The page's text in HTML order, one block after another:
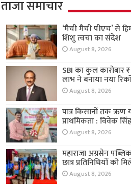
ताजा समाचार
‘मैची मैची पीएच’ से
शिशु त्वचा का संदेश
August 8, 2026
SBI का कुल कारोबार
लाभ ने बनाया नया
August 8, 2026
पात्र किसानों तक ऋण
प्राथमिकता : विवेक
August 8, 2026
महाराजा अग्रसेन
छात्र प्रतिनिधियों को
August 8, 2026